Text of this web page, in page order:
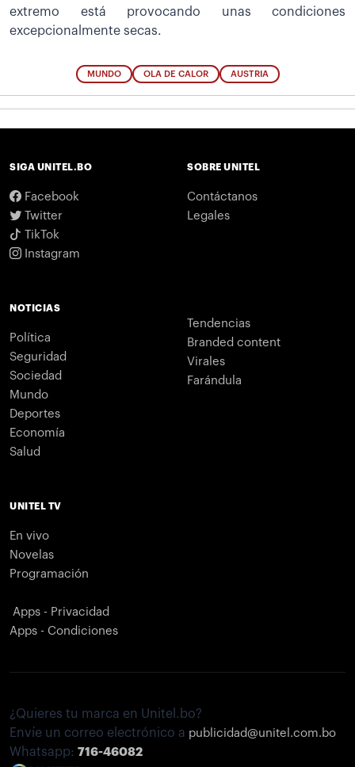
extremo está provocando unas condiciones
excepcionalmente secas.
MUNDO OLA DE CALOR AUSTRIA
SIGA UNITEL.BO
Facebook
Twitter
TikTok
Instagram
SOBRE UNITEL
Contáctanos
Legales
NOTICIAS
Política
Seguridad
Sociedad
Mundo
Deportes
Economía
Salud
Tendencias
Branded content
Virales
Farándula
UNITEL TV
En vivo
Novelas
Programación
Apps - Privacidad
Apps - Condiciones
¿Quieres tu marca en Unitel.bo?
Envíe un correo electrónico a publicidad@unitel.com.bo
Whatsapp: 716-46082